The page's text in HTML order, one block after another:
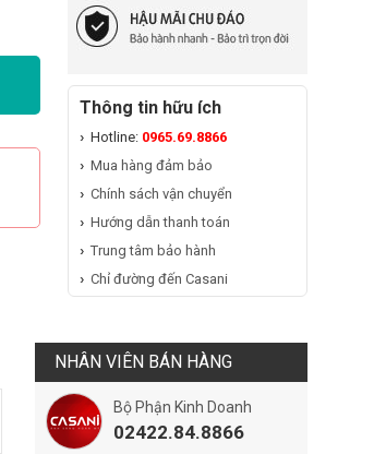
Thông tin hữu ích
Hotline: 0965.69.8866
Mua hàng đảm bảo
Chính sách vận chuyển
Hướng dẫn thanh toán
Trung tâm bảo hành
Chỉ đường đến Casani
NHÂN VIÊN BÁN HÀNG
Bộ Phận Kinh Doanh
02422.84.8866